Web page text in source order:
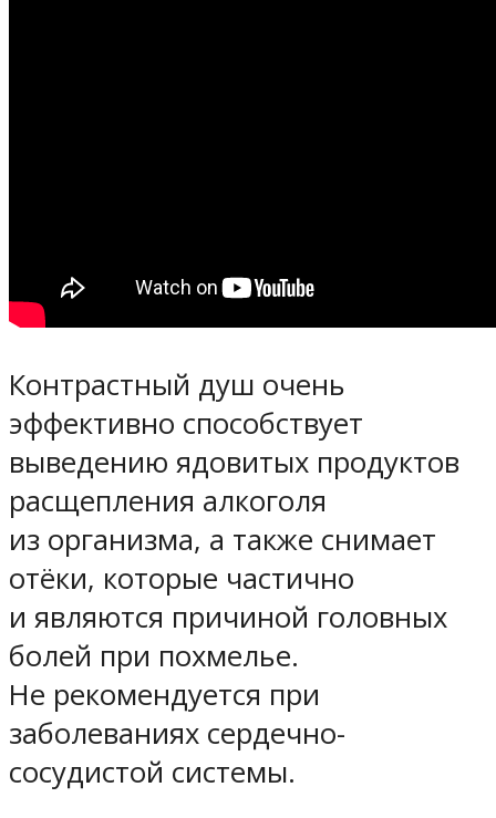
Контрастный душ очень
эффективно способствует
выведению ядовитых продуктов
расщепления алкоголя
из организма, а также снимает
отёки, которые частично
и являются причиной головных
болей при похмелье.
Не рекомендуется при
заболеваниях сердечно-
сосудистой системы.